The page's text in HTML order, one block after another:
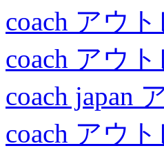
coach アウ
coach アウ
coach japan
coach アウ